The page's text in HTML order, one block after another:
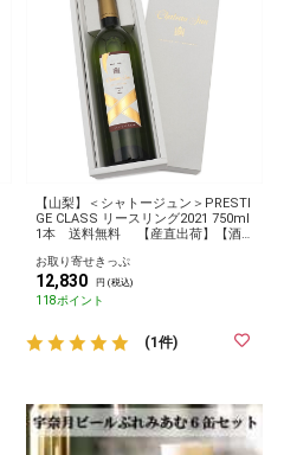
【山梨】＜シャトージュン＞PRESTI
GE CLASS リースリング2021 750ml
1本 送料無料 【産直出荷】【酒
【2024やまなし】 お取り寄せ グル
メ 産地直送 産直
お取り寄せきっぷ
12,830 円 (税込)
118ポイント
(1件)